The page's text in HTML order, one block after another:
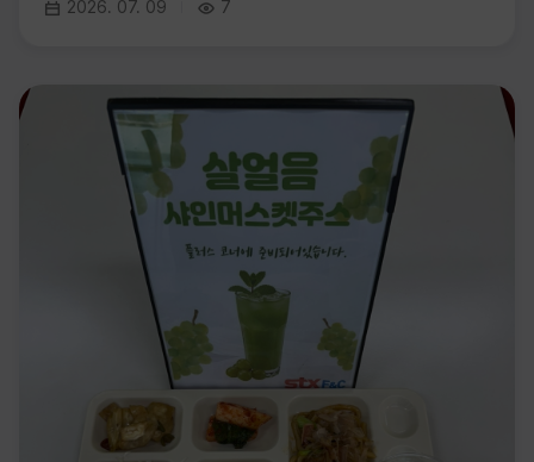
2026. 07. 09 7